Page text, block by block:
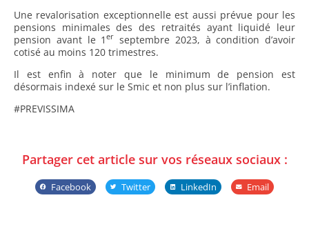
Une revalorisation exceptionnelle est aussi prévue pour les
pensions minimales des des retraités ayant liquidé leur
pension avant le 1er septembre 2023, à condition d’avoir
cotisé au moins 120 trimestres.
Il est enfin à noter que le minimum de pension est
désormais indexé sur le Smic et non plus sur l’inflation.
#PREVISSIMA
Partager cet article sur vos réseaux sociaux :
Facebook Twitter LinkedIn Email